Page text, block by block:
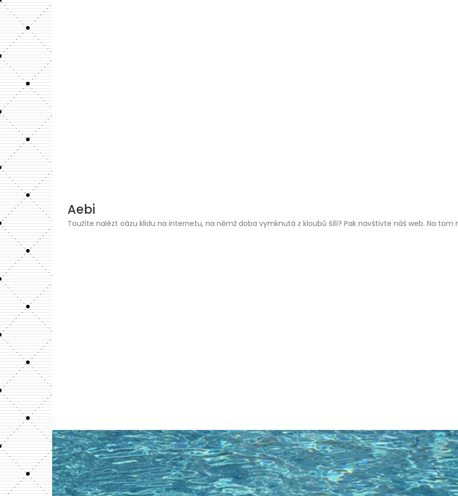
Aebi
Toužíte nalézt oázu klidu na internetu, na němž doba vymknutá z kloubů šílí? Pak navštivte náš web. Na